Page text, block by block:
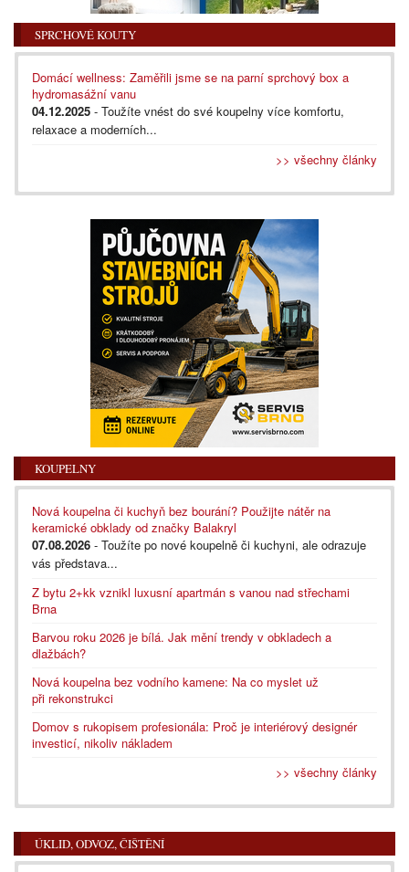
SPRCHOVÉ KOUTY
Domácí wellness: Zaměřili jsme se na parní sprchový box a
hydromasážní vanu
04.12.2025 - Toužíte vnést do své koupelny více komfortu,
relaxace a moderních...
>> všechny články
KOUPELNY
Nová koupelna či kuchyň bez bourání? Použijte nátěr na
keramické obklady od značky Balakryl
07.08.2026 - Toužíte po nové koupelně či kuchyni, ale odrazuje
vás představa...
Z bytu 2+kk vznikl luxusní apartmán s vanou nad střechami
Brna
Barvou roku 2026 je bílá. Jak mění trendy v obkladech a
dlažbách?
Nová koupelna bez vodního kamene: Na co myslet už
při rekonstrukci
Domov s rukopisem profesionála: Proč je interiérový designér
investicí, nikoliv nákladem
>> všechny články
ÚKLID, ODVOZ, ČIŠTĚNÍ